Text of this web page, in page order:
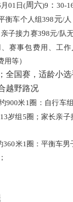
月 01日(周六)9 ： 30-
衡车个人组398元/
子接力赛398元/队
赛事包费用、工
用等）
全国赛，适龄小
越野路况
900米1圈：自行车组
岁组 5圈；家长亲子
360米1圈：平衡车男